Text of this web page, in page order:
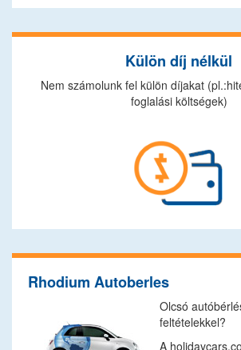
Külön díj nélkül
Nem számolunk fel külön díjakat
foglalási költségek)
Rhodium Autoberles
Olcsó
feltételekkel?
A